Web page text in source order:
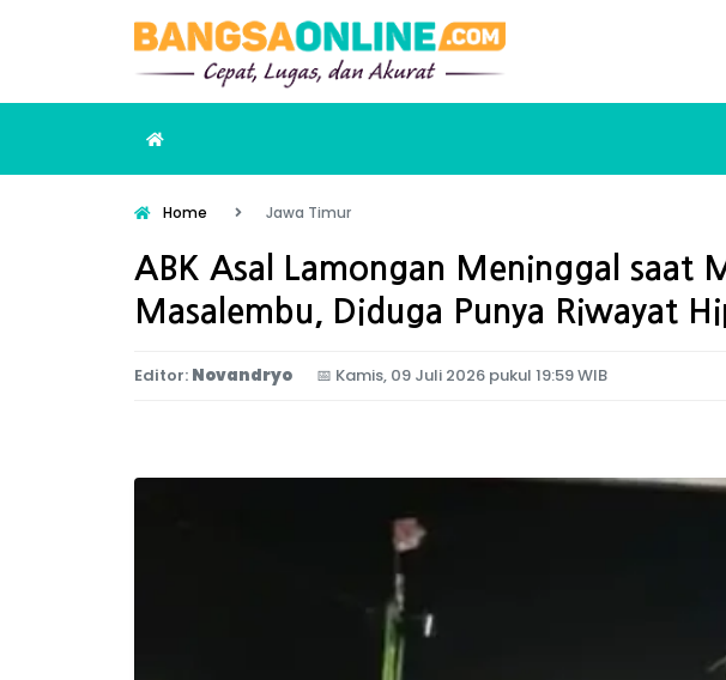
Home Jawa Timur
ABK Asal Lamongan Meninggal saat
Masalembu, Diduga Punya Riwayat
Editor: Novandryo 📅 Kamis, 09 Juli 2026 pukul 19:59 WIB